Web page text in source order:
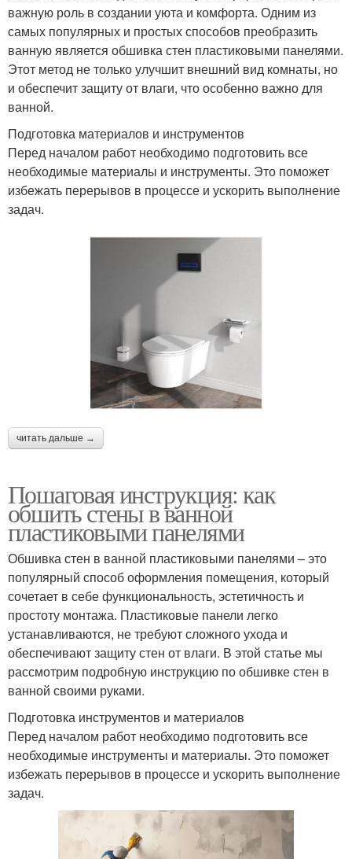
важную роль в создании уюта и комфорта. Одним из
самых популярных и простых способов преобразить
ванную является обшивка стен пластиковыми панелями.
Этот метод не только улучшит внешний вид комнаты, но
и обеспечит защиту от влаги, что особенно важно для
ванной.
Подготовка материалов и инструментов
Перед началом работ необходимо подготовить все
необходимые материалы и инструменты. Это поможет
избежать перерывов в процессе и ускорить выполнение
задач.
читать дальше →
Пошаговая инструкция: как
обшить стены в ванной
пластиковыми панелями
Обшивка стен в ванной пластиковыми панелями – это
популярный способ оформления помещения, который
сочетает в себе функциональность, эстетичность и
простоту монтажа. Пластиковые панели легко
устанавливаются, не требуют сложного ухода и
обеспечивают защиту стен от влаги. В этой статье мы
рассмотрим подробную инструкцию по обшивке стен в
ванной своими руками.
Подготовка инструментов и материалов
Перед началом работ необходимо подготовить все
необходимые инструменты и материалы. Это поможет
избежать перерывов в процессе и ускорить выполнение
задач.